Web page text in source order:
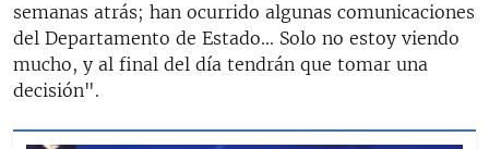
semanas atrás; han ocurrido algunas comunicaciones
del Departamento de Estado... Solo no estoy viendo
mucho, y al final del día tendrán que tomar una
decisión".